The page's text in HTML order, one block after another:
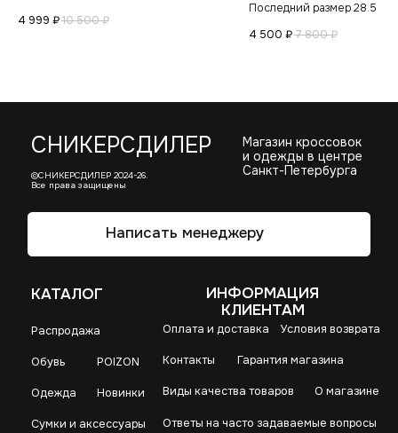
4 999 ₽10 500₽
Последний размер 28.5
4 500 ₽7 800₽